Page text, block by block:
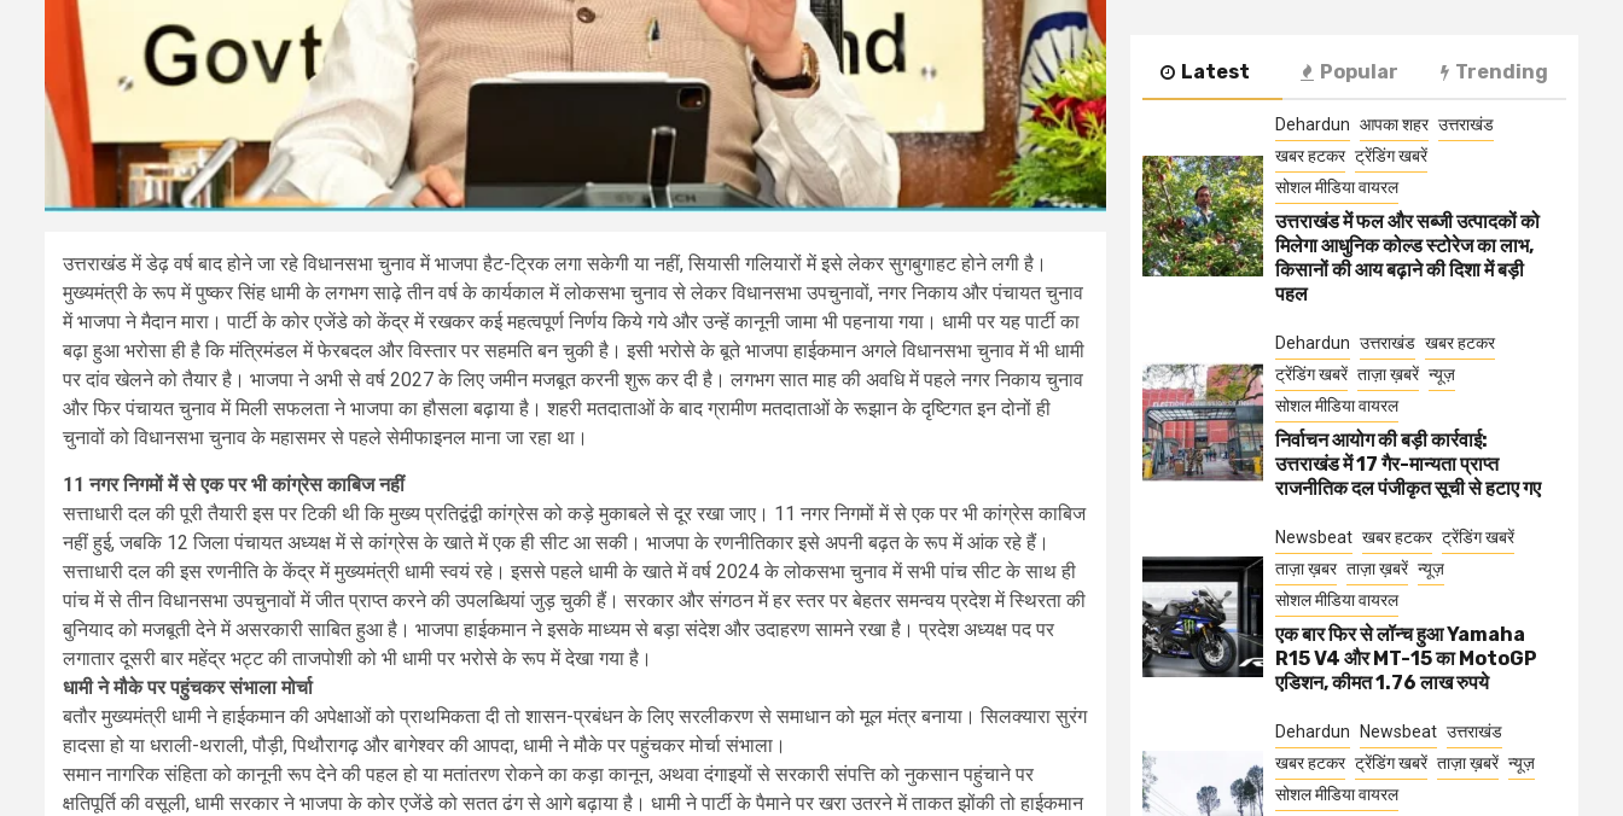
उत्तराखंड में डेढ़ वर्ष बाद होने जा रहे विधानसभा चुनाव में भाजपा हैट-ट्रिक लगा सकेगी या नहीं, सियासी गलियारों में इसे लेकर सुगबुगाहट होने लगी है।
मुख्यमंत्री के रूप में पुष्कर सिंह धामी के लगभग साढ़े तीन वर्ष के कार्यकाल में लोकसभा चुनाव से लेकर विधानसभा उपचुनावों, नगर निकाय और पंचायत चुनाव
में भाजपा ने मैदान मारा। पार्टी के कोर एजेंडे को केंद्र में रखकर कई महत्वपूर्ण निर्णय किये गये और उन्हें कानूनी जामा भी पहनाया गया। धामी पर यह पार्टी का
बढ़ा हुआ भरोसा ही है कि मंत्रिमंडल में फेरबदल और विस्तार पर सहमति बन चुकी है। इसी भरोसे के बूते भाजपा हाईकमान अगले विधानसभा चुनाव में भी धामी
पर दांव खेलने को तैयार है। भाजपा ने अभी से वर्ष 2027 के लिए जमीन मजबूत करनी शुरू कर दी है। लगभग सात माह की अवधि में पहले नगर निकाय चुनाव
और फिर पंचायत चुनाव में मिली सफलता ने भाजपा का हौसला बढ़ाया है। शहरी मतदाताओं के बाद ग्रामीण मतदाताओं के रूझान के दृष्टिगत इन दोनों ही
चुनावों को विधानसभा चुनाव के महासमर से पहले सेमीफाइनल माना जा रहा था।
11 नगर निगमों में से एक पर भी कांग्रेस काबिज नहीं
सत्ताधारी दल की पूरी तैयारी इस पर टिकी थी कि मुख्य प्रतिद्वंद्वी कांग्रेस को कड़े मुकाबले से दूर रखा जाए। 11 नगर निगमों में से एक पर भी कांग्रेस काबिज
नहीं हुई, जबकि 12 जिला पंचायत अध्यक्ष में से कांग्रेस के खाते में एक ही सीट आ सकी। भाजपा के रणनीतिकार इसे अपनी बढ़त के रूप में आंक रहे हैं।
सत्ताधारी दल की इस रणनीति के केंद्र में मुख्यमंत्री धामी स्वयं रहे। इससे पहले धामी के खाते में वर्ष 2024 के लोकसभा चुनाव में सभी पांच सीट के साथ ही
पांच में से तीन विधानसभा उपचुनावों में जीत प्राप्त करने की उपलब्धियां जुड़ चुकी हैं। सरकार और संगठन में हर स्तर पर बेहतर समन्वय प्रदेश में स्थिरता की
बुनियाद को मजबूती देने में असरकारी साबित हुआ है। भाजपा हाईकमान ने इसके माध्यम से बड़ा संदेश और उदाहरण सामने रखा है। प्रदेश अध्यक्ष पद पर
लगातार दूसरी बार महेंद्र भट्ट की ताजपोशी को भी धामी पर भरोसे के रूप में देखा गया है।
धामी ने मौके पर पहुंचकर संभाला मोर्चा
बतौर मुख्यमंत्री धामी ने हाईकमान की अपेक्षाओं को प्राथमिकता दी तो शासन-प्रबंधन के लिए सरलीकरण से समाधान को मूल मंत्र बनाया। सिलक्यारा सुरंग
हादसा हो या धराली-थराली, पौड़ी, पिथौरागढ़ और बागेश्वर की आपदा, धामी ने मौके पर पहुंचकर मोर्चा संभाला।
समान नागरिक संहिता को कानूनी रूप देने की पहल हो या मतांतरण रोकने का कड़ा कानून, अथवा दंगाइयों से सरकारी संपत्ति को नुकसान पहुंचाने पर
क्षतिपूर्ति की वसूली, धामी सरकार ने भाजपा के कोर एजेंडे को सतत ढंग से आगे बढ़ाया है। धामी ने पार्टी के पैमाने पर खरा उतरने में ताकत झोंकी तो हाईकमान
Latest Popular Trending
Dehardun आपका शहर उत्तराखंड
खबर हटकर ट्रेंडिंग खबरें
सोशल मीडिया वायरल
उत्तराखंड में फल और सब्जी उत्पादकों को
मिलेगा आधुनिक कोल्ड स्टोरेज का लाभ,
किसानों की आय बढ़ाने की दिशा में बड़ी
पहल
Dehardun उत्तराखंड खबर हटकर
ट्रेंडिंग खबरें ताज़ा ख़बरें न्यूज़
सोशल मीडिया वायरल
निर्वाचन आयोग की बड़ी कार्रवाई:
उत्तराखंड में 17 गैर-मान्यता प्राप्त
राजनीतिक दल पंजीकृत सूची से हटाए गए
Newsbeat खबर हटकर ट्रेंडिंग खबरें
ताज़ा ख़बर ताज़ा ख़बरें न्यूज़
सोशल मीडिया वायरल
एक बार फिर से लॉन्च हुआ Yamaha
R15 V4 और MT-15 का MotoGP
एडिशन, कीमत 1.76 लाख रुपये
Dehardun Newsbeat उत्तराखंड
खबर हटकर ट्रेंडिंग खबरें ताज़ा ख़बरें न्यूज़
सोशल मीडिया वायरल